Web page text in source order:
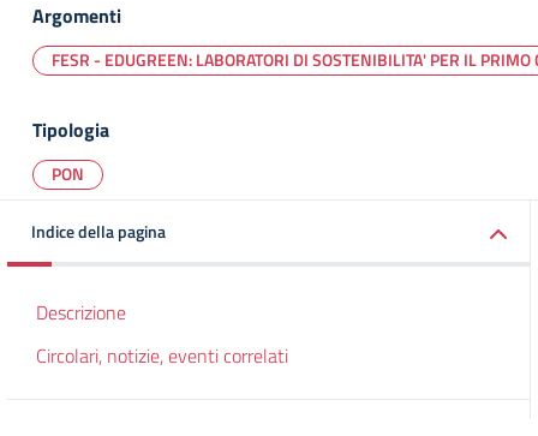
Argomenti
FESR - EDUGREEN: LABORATORI DI SOSTENIBILITA' PER IL PRIMO
Tipologia
PON
Indice della pagina
Descrizione
Circolari, notizie, eventi correlati